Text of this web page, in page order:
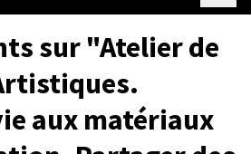
sur "Atelier de
aux matériaux